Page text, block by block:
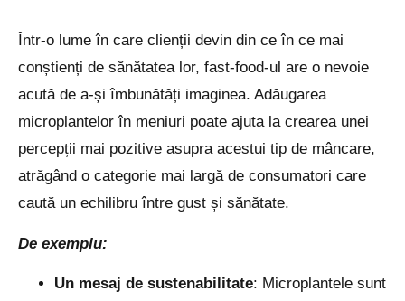
Într-o lume în care clienții devin din ce în ce mai
conștienți de sănătatea lor, fast-food-ul are o nevoie
acută de a-și îmbunătăți imaginea. Adăugarea
microplantelor în meniuri poate ajuta la crearea unei
percepții mai pozitive asupra acestui tip de mâncare,
atrăgând o categorie mai largă de consumatori care
caută un echilibru între gust și sănătate.
De exemplu:
Un mesaj de sustenabilitate: Microplantele sunt